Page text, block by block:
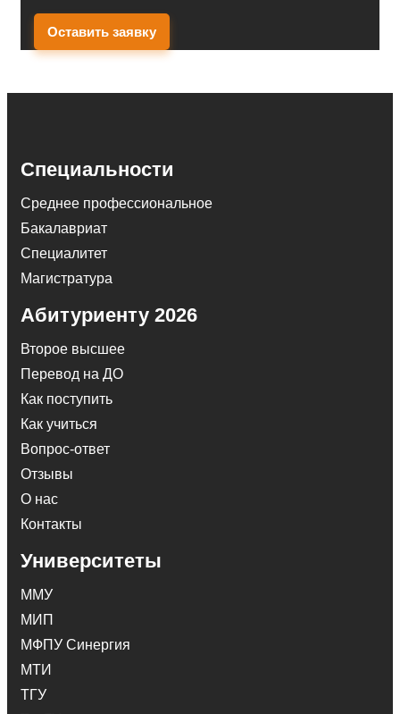
Оставить заявку
Специальности
Среднее профессиональное
Бакалавриат
Специалитет
Магистратура
Абитуриенту 2026
Второе высшее
Перевод на ДО
Как поступить
Как учиться
Вопрос-ответ
Отзывы
О нас
Контакты
Университеты
ММУ
МИП
МФПУ Синергия
МТИ
ТГУ